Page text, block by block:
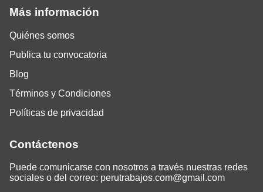
Más información
Quiénes somos
Publica tu convocatoria
Blog
Términos y Condiciones
Políticas de privacidad
Contáctenos
Puede comunicarse con nosotros a través nuestras redes
sociales o del correo: perutrabajos.com@gmail.com